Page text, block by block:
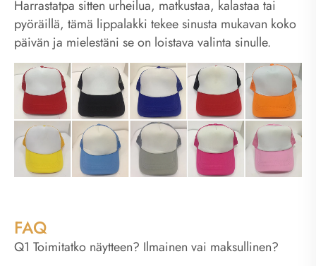
Harrastatpa sitten urheilua, matkustaa, kalastaa tai
pyöräillä, tämä lippalakki tekee sinusta mukavan koko
päivän ja mielestäni se on loistava valinta sinulle.
FAQ
Q1 Toimitatko näytteen? Ilmainen vai maksullinen?